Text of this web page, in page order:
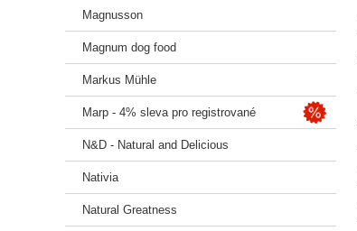
Magnusson
Magnum dog food
Markus Mühle
Marp - 4% sleva pro registrované
N&D - Natural and Delicious
Nativia
Natural Greatness